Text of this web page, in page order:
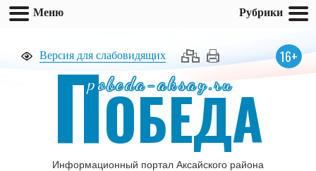
Версия для слабовидящих 16+
pobeda-aksay.ru
ПОБЕДА
Информационный портал Аксайского района
Меню Рубрики